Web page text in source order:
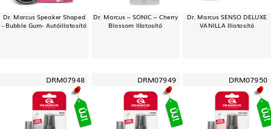
Dr. Marcus Speaker Shaped
- Bubble Gum- Autóillatosító
Dr. Marcus – SONIC – Cherry
Blossom Illatosító
Dr. Marcus SENSO DELUXE
VANILLA Illatosító
DRM07948 DRM07949 DRM07950